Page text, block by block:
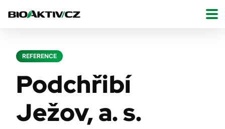
REFERENCE
Podchřibí
Ježov, a. s.